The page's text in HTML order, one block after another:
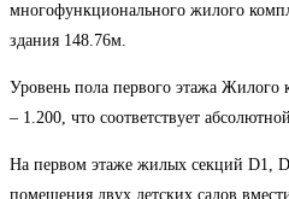
многофункционального жилого
здания 148.76м.
Уровень пола первого этажа Жилого
– 1.200, что соответствует
На первом этаже жилых секций D1,
помещения двух детских садов